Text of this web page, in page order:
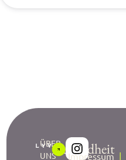
Gesundheit
ÜBER
UNS
Impressum |